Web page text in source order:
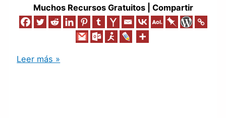
Muchos Recursos Gratuitos | Compartir
Leer más »